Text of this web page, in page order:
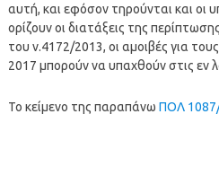
αυτή, και εφόσον τηρούνται και οι
ορίζουν οι διατάξεις της
του ν.4172/2013, οι αμοιβές για
2017 μπορούν να υπαχθούν στις εν
Το κείμενο της παραπάνω ΠΟΛ